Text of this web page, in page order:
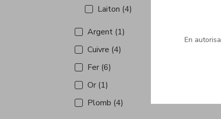
Laiton (4)
Argent (1)
Cuivre (4)
Fer (6)
Or (1)
Plomb (4)
En